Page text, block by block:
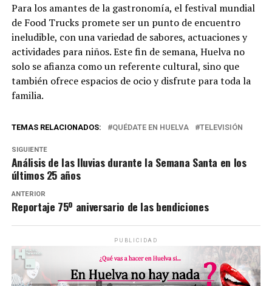
Para los amantes de la gastronomía, el festival mundial
de Food Trucks promete ser un punto de encuentro
ineludible, con una variedad de sabores, actuaciones y
actividades para niños. Este fin de semana, Huelva no
solo se afianza como un referente cultural, sino que
también ofrece espacios de ocio y disfrute para toda la
familia.
TEMAS RELACIONADOS: QUÉDATE EN HUELVA TELEVISIÓN
SIGUIENTE
Análisis de las lluvias durante la Semana Santa en los
últimos 25 años
ANTERIOR
Reportaje 75º aniversario de las bendiciones
PUBLICIDAD